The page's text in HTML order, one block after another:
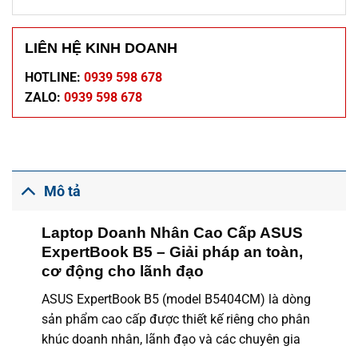
LIÊN HỆ KINH DOANH
HOTLINE: 0939 598 678
ZALO: 0939 598 678
Mô tả
Laptop Doanh Nhân Cao Cấp ASUS
ExpertBook B5 – Giải pháp an toàn,
cơ động cho lãnh đạo
ASUS ExpertBook B5 (model B5404CM) là dòng
sản phẩm cao cấp được thiết kế riêng cho phân
khúc doanh nhân, lãnh đạo và các chuyên gia